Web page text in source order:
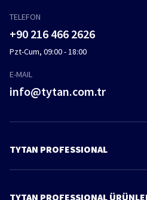
TELEFON
+90 216 466 2626
Pzt-Cum, 09:00 - 18:00
E-MAIL
info@tytan.com.tr
TYTAN PROFESSIONAL
Hakkımızda
TYTAN PROFESSIONAL